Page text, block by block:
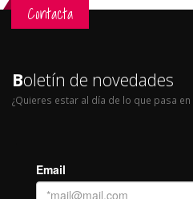
Contacta
Boletín de novedades
¿Quieres estar al día de lo que pasa en